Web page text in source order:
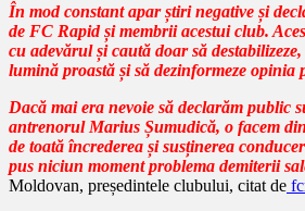
În mod constant apar știri negative și
de FC Rapid și membrii acestui club.
cu adevărul și caută doar să
lumină proastă și să dezinformeze opinia
Dacă mai era nevoie să declarăm public
antrenorul Marius Șumudică, o facem
de toată încrederea și susținerea
pus niciun moment problema demiterii
Moldovan, președintele clubului, citat de